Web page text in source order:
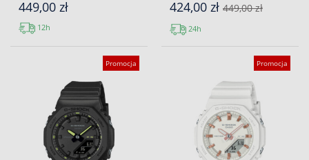
449,00 zł
12h
424,00 zł 449,00 zł
24h
Promocja Promocja